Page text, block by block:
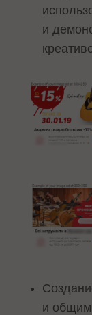
и
и общим